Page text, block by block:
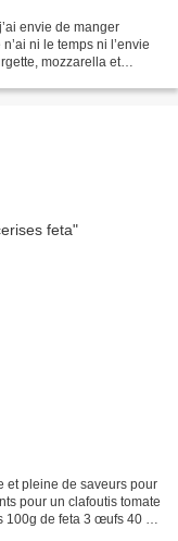
envie de manger
ni le temps ni l’envie
mozzarella et
et pleine de saveurs pour
pour un clafoutis tomate
100g de feta 3 œufs 40 cl